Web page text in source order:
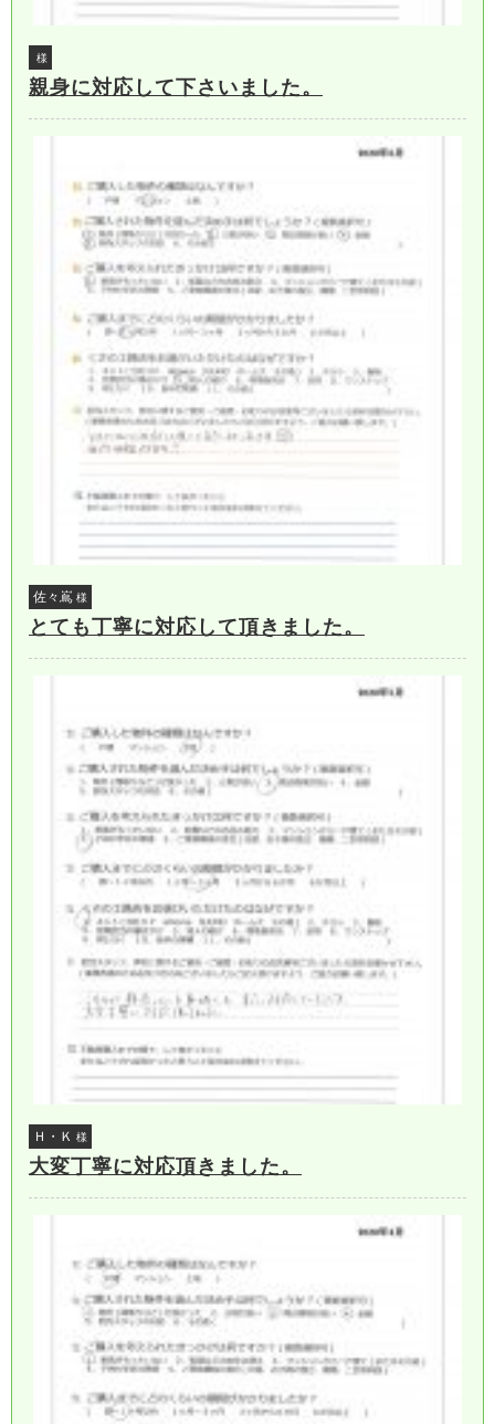
様
親身に対応して下さいました。
佐々嶌 様
とても丁寧に対応して頂きました。
Ｈ・Ｋ 様
大変丁寧に対応頂きました。